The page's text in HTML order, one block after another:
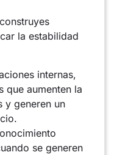
la estabilidad
internas,
que aumenten la
y generen un
se generen